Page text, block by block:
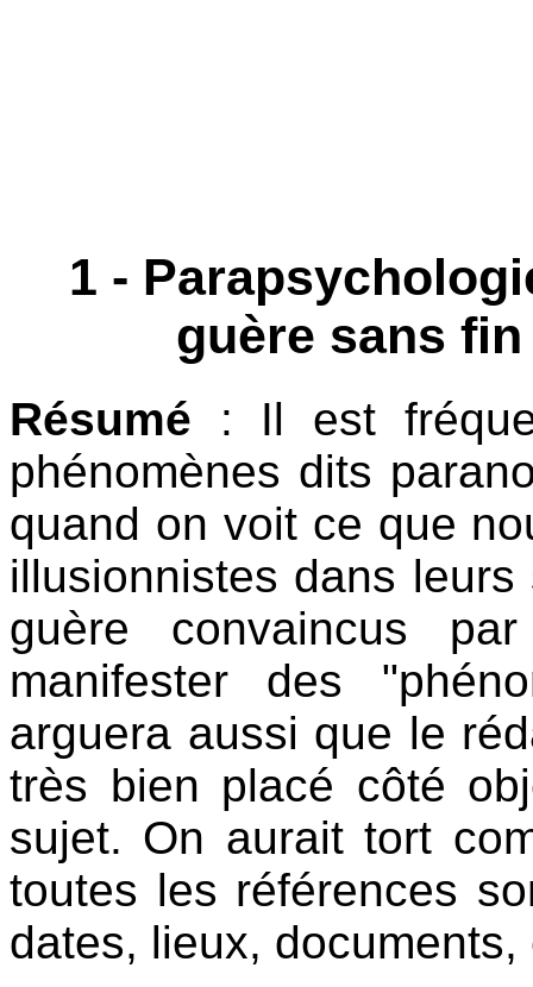
1 -
guère sans
Résumé : Il est
phénomènes dits
quand on voit ce que
illusionnistes dans
guère convaincus
manifester des
arguera aussi que le
très bien placé côté
sujet. On aurait tort
toutes les références
dates, lieux,